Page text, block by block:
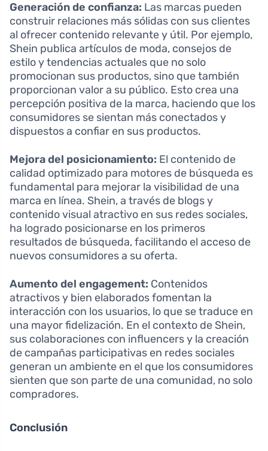
Generación de confianza: Las marcas pueden
construir relaciones más sólidas con sus clientes
al ofrecer contenido relevante y útil. Por ejemplo,
Shein publica artículos de moda, consejos de
estilo y tendencias actuales que no solo
promocionan sus productos, sino que también
proporcionan valor a su público. Esto crea una
percepción positiva de la marca, haciendo que los
consumidores se sientan más conectados y
dispuestos a confiar en sus productos.
Mejora del posicionamiento: El contenido de
calidad optimizado para motores de búsqueda es
fundamental para mejorar la visibilidad de una
marca en línea. Shein, a través de blogs y
contenido visual atractivo en sus redes sociales,
ha logrado posicionarse en los primeros
resultados de búsqueda, facilitando el acceso de
nuevos consumidores a su oferta.
Aumento del engagement: Contenidos
atractivos y bien elaborados fomentan la
interacción con los usuarios, lo que se traduce en
una mayor fidelización. En el contexto de Shein,
sus colaboraciones con influencers y la creación
de campañas participativas en redes sociales
generan un ambiente en el que los consumidores
sienten que son parte de una comunidad, no solo
compradores.
Conclusión